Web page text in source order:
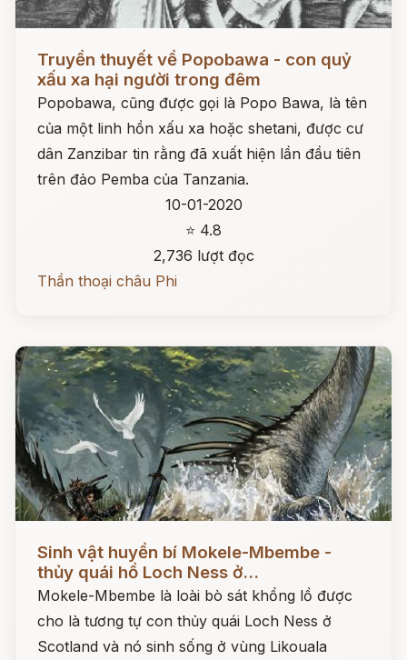
Đọc ngay
Truyền thuyết về Popobawa - con quỷ
xấu xa hại người trong đêm
Popobawa, cũng được gọi là Popo Bawa, là tên
của một linh hồn xấu xa hoặc shetani, được cư
dân Zanzibar tin rằng đã xuất hiện lần đầu tiên
trên đảo Pemba của Tanzania.
10-01-2020
⭐ 4.8
2,736 lượt đọc
Thần thoại châu Phi
Sinh vật huyền bí Mokele-Mbembe -
thủy quái hồ Loch Ness ở...
Mokele-Mbembe là loài bò sát khổng lồ được
cho là tương tự con thủy quái Loch Ness ở
Scotland và nó sinh sống ở vùng Likouala